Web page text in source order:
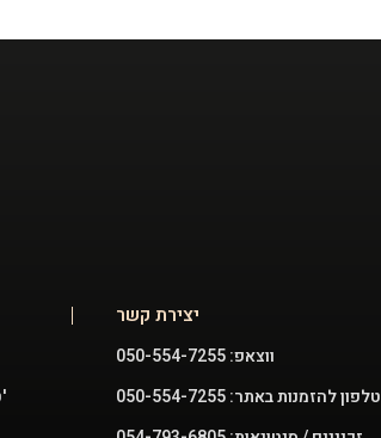
טחינה המלך 500 גר'
יצירת קשר
ווצאפ: 050-554-7255
טלפון להזמנות באתר: 050-554-7255